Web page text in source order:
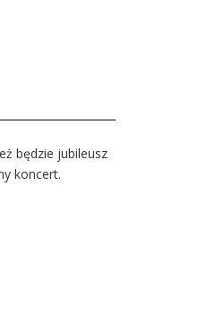
będzie jubileusz
koncert.